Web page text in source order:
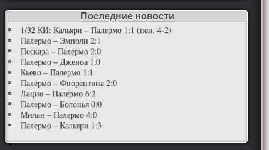
Последние новости
1/32 КИ: Кальяри – Палермо 1:1 (пен. 4-2)
Палермо – Эмполи 2:1
Пескара – Палермо 2:0
Палермо – Дженоа 1:0
Кьево – Палермо 1:1
Палермо – Фиорентина 2:0
Лацио – Палермо 6:2
Палермо – Болонья 0:0
Милан – Палермо 4:0
Палермо – Кальяри 1:3